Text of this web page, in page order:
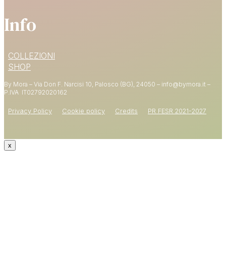
Info
COLLEZIONI
SHOP
By Mora – Via Don F. Narcisi 10, Palosco (BG), 24050 – info@bymora.it –
P.IVA IT02792020162
Privacy Policy Cookie policy Credits PR FESR 2021-2027
x